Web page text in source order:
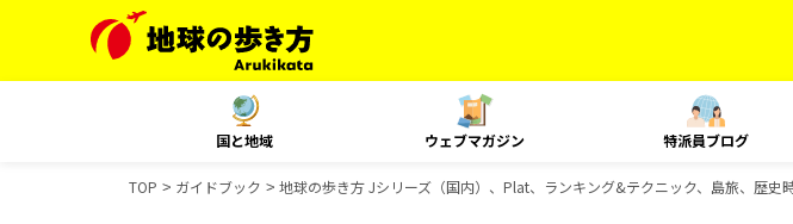
国と地域 ウェブマガジン 特派員ブログ
TOP ガイドブック 地球の歩き方 Jシリーズ（国内）、Plat、ランキング&テクニック、島旅、歴